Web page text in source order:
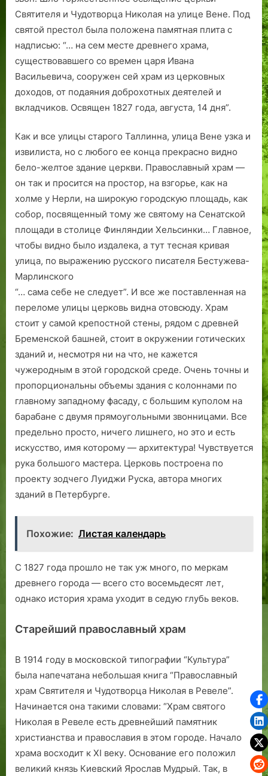
Святителя и Чудотворца Николая на улице Вене. Под
святой престол была положена памятная плита с
надписью: “… на сем месте древнего храма,
существовавшего со времен царя Ивана
Васильевича, сооружен сей храм из церковных
доходов, от подаяния доброхотных деятелей и
вкладчиков. Освящен 1827 года, августа, 14 дня”.
Как и все улицы старого Таллинна, улица Вене узка и
извилиста, но с любого ее конца прекрасно видно
бело-желтое здание церкви. Православный храм —
он так и просится на простор, на взгорье, как на
холме у Нерли, на широкую городскую площадь, как
собор, посвященный тому же святому на Сенатской
площади в столице Финляндии Хельсинки… Главное,
чтобы видно было издалека, а тут тесная кривая
улица, по выражению русского писателя Бестужева-
Марлинского
“… сама себе не следует”. И все же поставленная на
переломе улицы церковь видна отовсюду. Храм
стоит у самой крепостной стены, рядом с древней
Бременской башней, стоит в окружении готических
зданий и, несмотря ни на что, не кажется
чужеродным в этой городской среде. Очень точны и
пропорциональны объемы здания с колоннами по
главному западному фасаду, с большим куполом на
барабане с двумя прямоугольными звонницами. Все
предельно просто, ничего лишнего, но это и есть
искусство, имя которому — архитектура! Чувствуется
рука большого мастера. Церковь построена по
проекту зодчего Луиджи Руска, автора многих
зданий в Петербурге.
Похожие: Листая календарь
С 1827 года прошло не так уж много, по меркам
древнего города — всего сто восемьдесят лет,
однако история храма уходит в седую глубь веков.
Старейший православный храм
В 1914 году в московской типографии “Культура”
была напечатана небольшая книга “Православный
храм Святителя и Чудотворца Николая в Ревеле”.
Начинается она такими словами: “Храм святого
Николая в Ревеле есть древнейший памятник
христианства и православия в этом городе. Начало
храма восходит к ХI веку. Основание его положил
великий князь Киевский Ярослав Мудрый. Так, в